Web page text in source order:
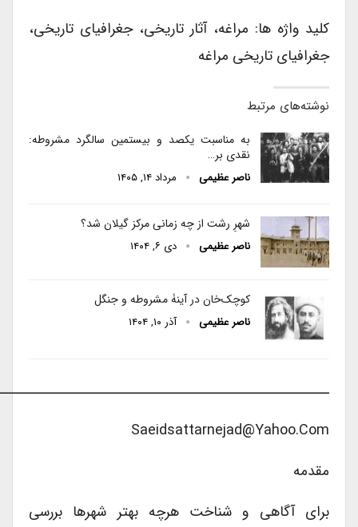
کلید واژه ها: مراغه، آثار تاریخی، جغرافیای تاریخی،
جغرافیای تاریخی مراغه
نوشته‌های مرتبط
به مناسبت یکصد و بیستمین سالگرد مشروطه:
نقدی بر…
ناصر عظیمی مرداد ۱۴, ۱۴۰۵
شهرِ رشت از چه زمانی مرکز گیلان شد؟
ناصر عظیمی دی ۶, ۱۴۰۴
کوچک‌خان در آینۀ مشروطه و جنگل
ناصر عظیمی آذر ۱۰, ۱۴۰۴
ـــــــــــــــــــــــــــــــــــــــــــــــــــــــــــ
Saeidsattarnejad@yahoo.com
مقدمه
برای آگاهی و شناخت هرچه بهتر شهرها بررسی